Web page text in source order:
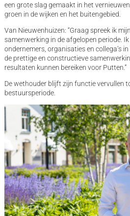
een grote slag gemaakt in het
groen in de wijken en het buitengebied.
Van Nieuwenhuizen: “Graag spreek ik
samenwerking in de afgelopen periode.
ondernemers, organisaties en collega’s
de prettige en constructieve
resultaten kunnen bereiken voor Putten.”
De wethouder blijft zijn functie vervullen
bestuursperiode.